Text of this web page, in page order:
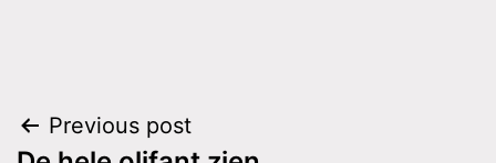
Post
Previous post